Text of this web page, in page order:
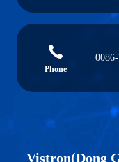
Phone
Vistron(Dong